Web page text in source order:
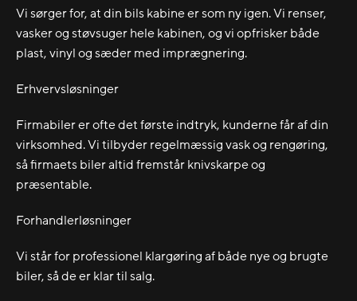
Vi sørger for, at din bils kabine er som ny igen. Vi renser,
vasker og støvsuger hele kabinen, og vi opfrisker både
plast, vinyl og sæder med imprægnering.
Erhvervsløsninger
Firmabiler er ofte det første indtryk, kunderne får af din
virksomhed. Vi tilbyder regelmæssig vask og rengøring,
så firmaets biler altid fremstår knivskarpe og
præsentable.
Forhandlerløsninger
Vi står for professionel klargøring af både nye og brugte
biler, så de er klar til salg.